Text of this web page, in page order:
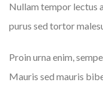
Nullam tempor lectus
purus sed tortor
Proin urna enim,
Mauris sed mauris